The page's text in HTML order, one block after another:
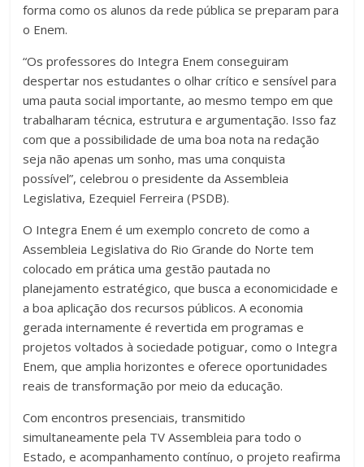
forma como os alunos da rede pública se preparam para
o Enem.
“Os professores do Integra Enem conseguiram
despertar nos estudantes o olhar crítico e sensível para
uma pauta social importante, ao mesmo tempo em que
trabalharam técnica, estrutura e argumentação. Isso faz
com que a possibilidade de uma boa nota na redação
seja não apenas um sonho, mas uma conquista
possível”, celebrou o presidente da Assembleia
Legislativa, Ezequiel Ferreira (PSDB).
O Integra Enem é um exemplo concreto de como a
Assembleia Legislativa do Rio Grande do Norte tem
colocado em prática uma gestão pautada no
planejamento estratégico, que busca a economicidade e
a boa aplicação dos recursos públicos. A economia
gerada internamente é revertida em programas e
projetos voltados à sociedade potiguar, como o Integra
Enem, que amplia horizontes e oferece oportunidades
reais de transformação por meio da educação.
Com encontros presenciais, transmitido
simultaneamente pela TV Assembleia para todo o
Estado, e acompanhamento contínuo, o projeto reafirma